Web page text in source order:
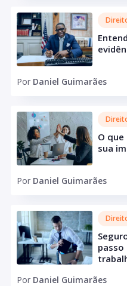
Por Daniel Guimarães
O que
sua
Por Daniel Guimarães
Por Daniel Guimarães